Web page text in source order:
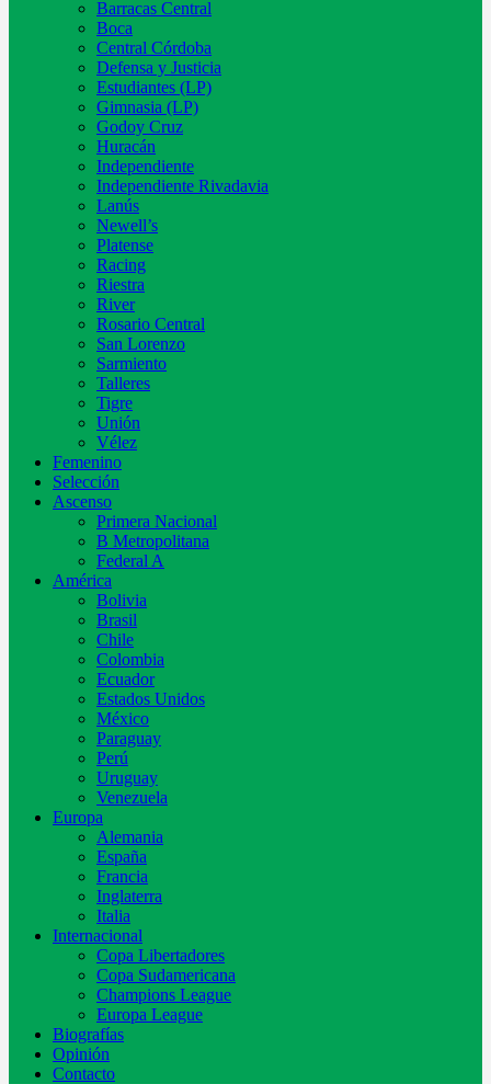
Barracas Central
Boca
Central Córdoba
Defensa y Justicia
Estudiantes (LP)
Gimnasia (LP)
Godoy Cruz
Huracán
Independiente
Independiente Rivadavia
Lanús
Newell’s
Platense
Racing
Riestra
River
Rosario Central
San Lorenzo
Sarmiento
Talleres
Tigre
Unión
Vélez
Femenino
Selección
Ascenso
Primera Nacional
B Metropolitana
Federal A
América
Bolivia
Brasil
Chile
Colombia
Ecuador
Estados Unidos
México
Paraguay
Perú
Uruguay
Venezuela
Europa
Alemania
España
Francia
Inglaterra
Italia
Internacional
Copa Libertadores
Copa Sudamericana
Champions League
Europa League
Biografías
Opinión
Contacto